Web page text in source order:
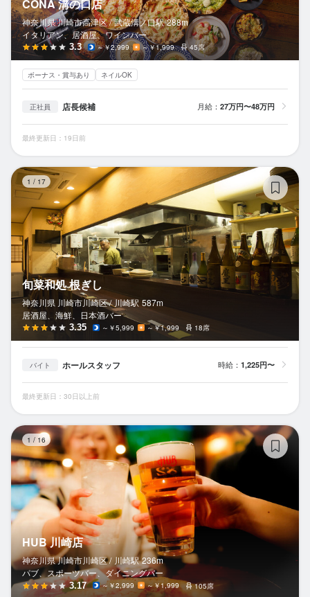
CONA 溝の口店
神奈川県 川崎市高津区 / 武蔵溝ノ口駅 288m
イタリアン、居酒屋、ワインバー
3.3 ～￥2,999 ～￥1,999 45席
ボーナス・賞与あり ネイルOK
正社員 店長候補 月給： 27万円〜48万円
最終更新日：19日前
1 / 17
旬菜和処 根ぎし
神奈川県 川崎市川崎区 / 川崎駅 587m
居酒屋、海鮮、日本酒バー
3.35 ～￥5,999 ～￥1,999 18席
バイト ホールスタッフ 時給： 1,225円〜
最終更新日：30日以上前
1 / 16
HUB 川崎店
神奈川県 川崎市川崎区 / 川崎駅 236m
パブ、スポーツバー、ダイニングバー
3.17 ～￥2,999 ～￥1,999 105席